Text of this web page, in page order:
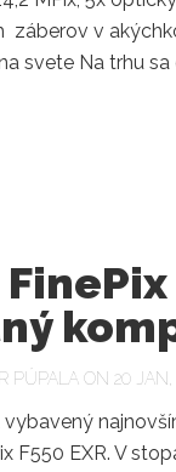
záberov v
svete Na trhu
PÚPALA ON 20 JAN,
F550 EXR. V